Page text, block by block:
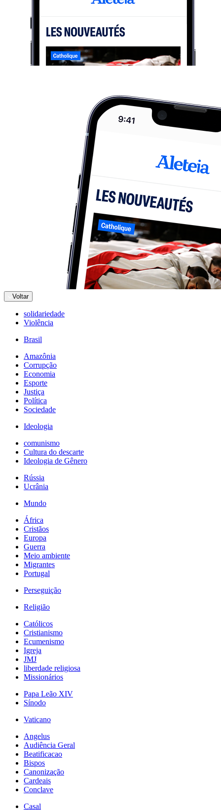
Voltar
solidariedade
Violência
Brasil
Amazônia
Corrupção
Economia
Esporte
Justiça
Política
Sociedade
Ideologia
comunismo
Cultura do descarte
Ideologia de Gênero
Rússia
Ucrânia
Mundo
África
Cristãos
Europa
Guerra
Meio ambiente
Migrantes
Portugal
Perseguição
Religião
Católicos
Cristianismo
Ecumenismo
Igreja
JMJ
liberdade religiosa
Missionários
Papa Leão XIV
Sínodo
Vaticano
Angelus
Audiência Geral
Beatificacao
Bispos
Canonização
Cardeais
Conclave
Casal